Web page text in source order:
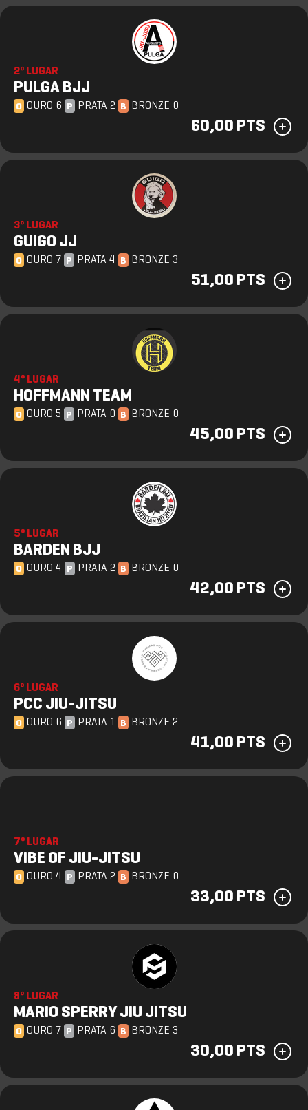
2º LUGAR
PULGA BJJ
O OURO 6 P PRATA 2 B BRONZE 0
60,00 PTS
3º LUGAR
GUIGO JJ
O OURO 7 P PRATA 4 B BRONZE 3
51,00 PTS
4º LUGAR
HOFFMANN TEAM
O OURO 5 P PRATA 0 B BRONZE 0
45,00 PTS
5º LUGAR
BARDEN BJJ
O OURO 4 P PRATA 2 B BRONZE 0
42,00 PTS
6º LUGAR
PCC JIU-JITSU
O OURO 6 P PRATA 1 B BRONZE 2
41,00 PTS
7º LUGAR
VIBE OF JIU-JITSU
O OURO 4 P PRATA 2 B BRONZE 0
33,00 PTS
8º LUGAR
MARIO SPERRY JIU JITSU
O OURO 7 P PRATA 6 B BRONZE 3
30,00 PTS